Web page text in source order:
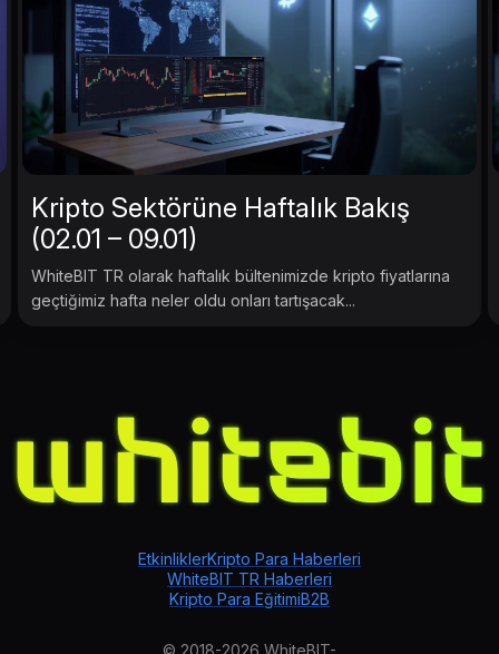
Kripto Sektörüne Haftalık Bakış
(02.01 – 09.01)
WhiteBIT TR olarak haftalık bültenimizde kripto fiyatlarına
geçtiğimiz hafta neler oldu onları tartışacak...
EtkinliklerKripto Para Haberleri
WhiteBIT TR Haberleri
Kripto Para EğitimiB2B